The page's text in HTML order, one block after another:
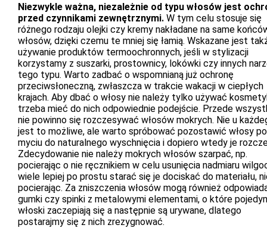
Niezwykle ważna, niezależnie od typu włosów jest
przed czynnikami zewnętrznymi. W tym celu stosuje się
różnego rodzaju olejki czy kremy nakładane na same
włosów, dzięki czemu te mniej się łamią. Wskazane jest
używanie produktów termoochronnych, jeśli w stylizacji
korzystamy z suszarki, prostownicy, lokówki czy innych
tego typu. Warto zadbać o wspomnianą już ochronę
przeciwsłoneczną, zwłaszcza w trakcie wakacji w ciepłych
krajach. Aby dbać o włosy nie należy tylko używać
trzeba mieć do nich odpowiednie podejście. Przede
nie powinno się rozczesywać włosów mokrych. Nie u
jest to możliwe, ale warto spróbować pozostawić włosy po
myciu do naturalnego wyschnięcia i dopiero wtedy je
Zdecydowanie nie należy mokrych włosów szarpać, np.
pocierając o nie ręcznikiem w celu usunięcia nadmiaru
wiele lepiej po prostu starać się je dociskać do materiału,
pocierając. Za zniszczenia włosów mogą również
gumki czy spinki z metalowymi elementami, o które
włoski zaczepiają się a następnie są urywane, dlatego
postarajmy się z nich zrezygnować.